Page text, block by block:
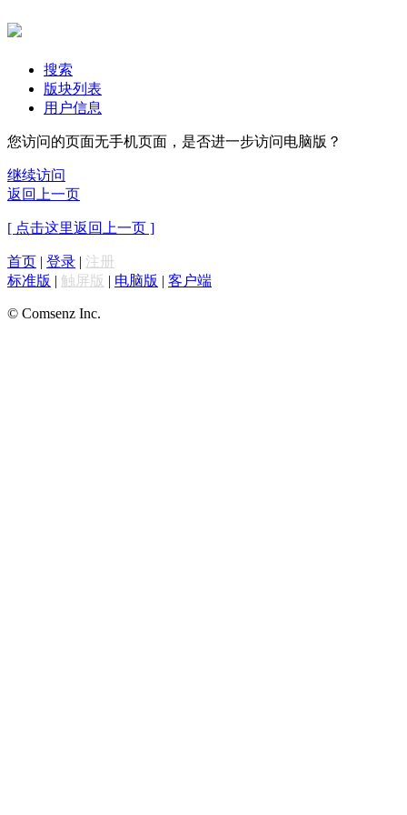
搜索
版块列表
用户信息
您访问的页面无手机页面，是否进一步访问电脑版？
继续访问
返回上一页
[ 点击这里返回上一页 ]
首页 | 登录 | 注册
标准版 | 触屏版 | 电脑版 | 客户端
© Comsenz Inc.